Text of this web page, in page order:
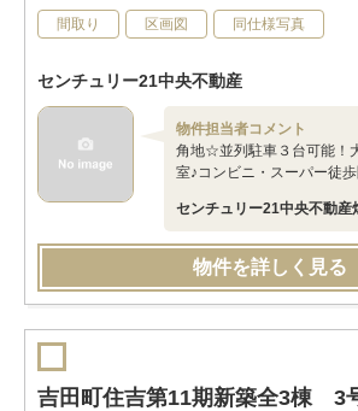
間取り 区画図 同仕様写真
センチュリー21中央不動産
物件担当者コメント
角地☆並列駐車３台可能！
室♪コンビニ・スーパー徒歩
センチュリー21中央不動産
物件を詳しく見る
吉田町住吉第11期新築全3棟 3